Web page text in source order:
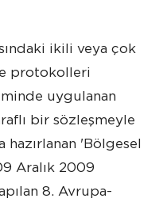
ikili veya çok
protokolleri
uygulanan
bir sözleşmeyle
hazırlanan 'Bölgesel
Aralık 2009
8. Avrupa-